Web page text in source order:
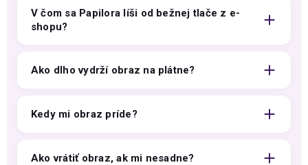
V čom sa Papilora líši od bežnej tlače z e-
shopu?
Ako dlho vydrží obraz na plátne?
Kedy mi obraz príde?
Ako vrátiť obraz, ak mi nesadne?